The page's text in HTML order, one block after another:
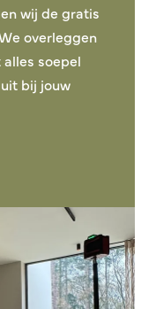
wij de gratis
overleggen
soepel
bij jouw